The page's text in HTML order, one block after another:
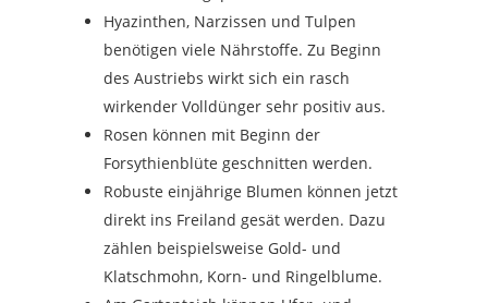
Hyazinthen, Narzissen und Tulpen
benötigen viele Nährstoffe. Zu Beginn
des Austriebs wirkt sich ein rasch
wirkender Volldünger sehr positiv aus.
Rosen können mit Beginn der
Forsythienblüte geschnitten werden.
Robuste einjährige Blumen können jetzt
direkt ins Freiland gesät werden. Dazu
zählen beispielsweise Gold- und
Klatschmohn, Korn- und Ringelblume.